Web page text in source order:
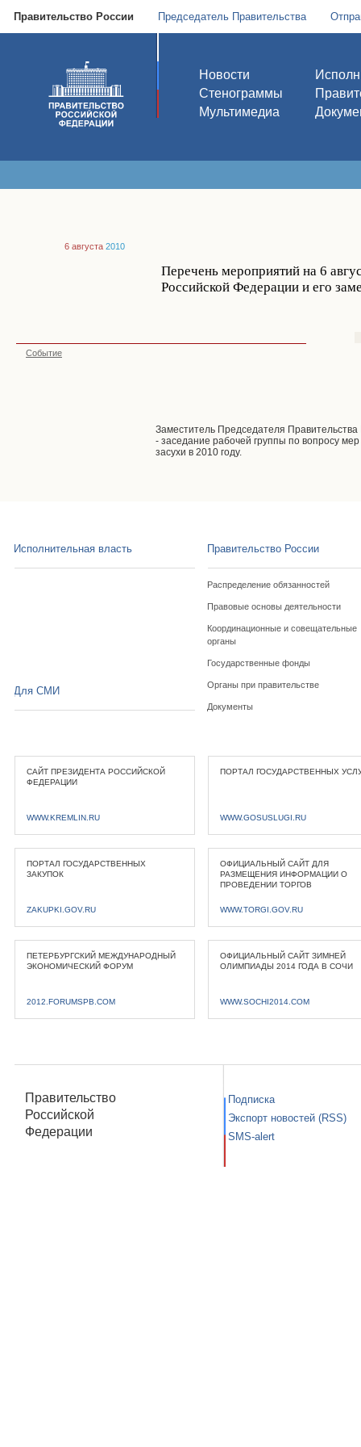
Правительство России Председатель Правительства
Новости
Стенограммы
Мультимедиа
6 августа 2010
Перечень мероприятий на 6
Российской Федерации и его
Событие
Заместитель Председателя
- заседание рабочей группы по вопросу
засухи в 2010 году.
Исполнительная власть Правительство России
Распределение обязанностей
Правовые основы деятельности
Координационные и совещательные
органы
Государственные фонды
Органы при правительстве
Документы
Для СМИ
САЙТ ПРЕЗИДЕНТА РОССИЙСКОЙ
ФЕДЕРАЦИИ
WWW.KREMLIN.RU
ПОРТАЛ ГОСУДАРСТВЕННЫХ
WWW.GOSUSLUGI.RU
ПОРТАЛ ГОСУДАРСТВЕННЫХ
ЗАКУПОК
ZAKUPKI.GOV.RU
ОФИЦИАЛЬНЫЙ САЙТ ДЛЯ
РАЗМЕЩЕНИЯ ИНФОРМАЦИИ О
ПРОВЕДЕНИИ ТОРГОВ
WWW.TORGI.GOV.RU
ПЕТЕРБУРГСКИЙ МЕЖДУНАРОДНЫЙ
ЭКОНОМИЧЕСКИЙ ФОРУМ
2012.FORUMSPB.COM
ОФИЦИАЛЬНЫЙ САЙТ ЗИМНЕЙ
ОЛИМПИАДЫ 2014 ГОДА В СОЧИ
WWW.SOCHI2014.COM
Правительство
Российской
Федерации
Подписка
Экспорт новостей (RSS)
SMS-alert